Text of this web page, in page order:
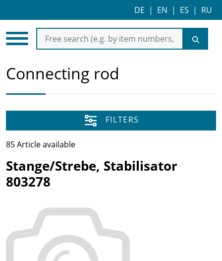
DE | EN | ES | RU
Connecting rod
FILTERS
85 Article available
Stange/Strebe, Stabilisator
803278